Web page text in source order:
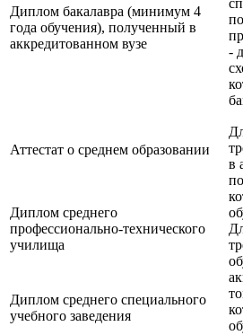
Диплом бакалавра (минимум 4
года обучения), полученный в
аккредитованном вузе
-
Аттестат о среднем образовании
в
Диплом среднего
профессионально-технического
училища
Диплом среднего специального
учебного заведения